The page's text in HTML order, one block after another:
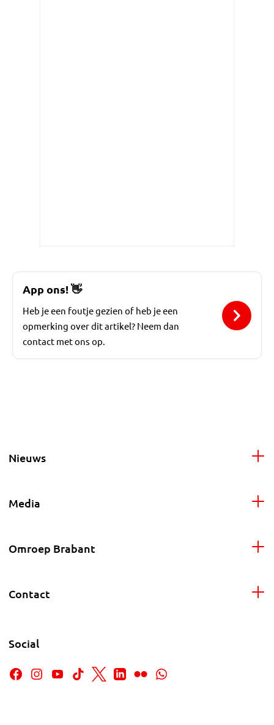
App ons!👋
Heb je een foutje gezien of heb je een
opmerking over dit artikel? Neem dan
contact met ons op.
Nieuws
Media
Omroep Brabant
Contact
Social